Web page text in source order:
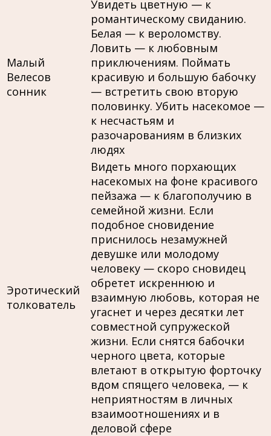
Малый
Велесов
сонник
Увидеть цветную — к
романтическому свиданию.
Белая — к вероломству.
Ловить — к любовным
приключениям. Поймать
красивую и большую бабочку
— встретить свою вторую
половинку. Убить насекомое —
к несчастьям и
разочарованиям в близких
людях
Эротический
толкователь
Видеть много порхающих
насекомых на фоне красивого
пейзажа — к благополучию в
семейной жизни. Если
подобное сновидение
приснилось незамужней
девушке или молодому
человеку — скоро сновидец
обретет искреннюю и
взаимную любовь, которая не
угаснет и через десятки лет
совместной супружеской
жизни. Если снятся бабочки
черного цвета, которые
влетают в открытую форточку
вдом спящего человека, — к
неприятностям в личных
взаимоотношениях и в
деловой сфере